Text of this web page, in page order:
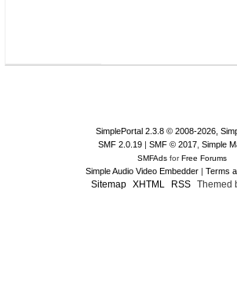
SimplePortal 2.3.8 © 2008-2026,
SMF 2.0.19| SMF © 2017, Simple
SMFAdsforFree Forums
Simple Audio Video Embedder | Terms
Sitemap XHTML RSS Themed